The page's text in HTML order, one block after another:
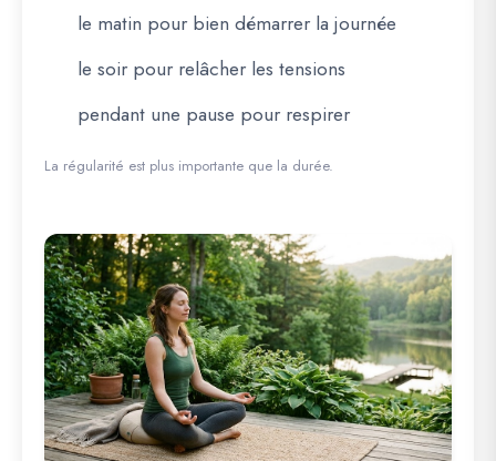
le matin pour bien démarrer la journée
le soir pour relâcher les tensions
pendant une pause pour respirer
La régularité est plus importante que la durée.